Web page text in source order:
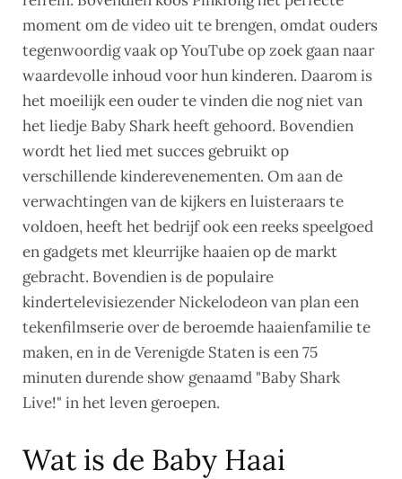
moment om de video uit te brengen, omdat ouders
tegenwoordig vaak op YouTube op zoek gaan naar
waardevolle inhoud voor hun kinderen. Daarom is
het moeilijk een ouder te vinden die nog niet van
het liedje Baby Shark heeft gehoord. Bovendien
wordt het lied met succes gebruikt op
verschillende kinderevenementen. Om aan de
verwachtingen van de kijkers en luisteraars te
voldoen, heeft het bedrijf ook een reeks speelgoed
en gadgets met kleurrijke haaien op de markt
gebracht. Bovendien is de populaire
kindertelevisiezender Nickelodeon van plan een
tekenfilmserie over de beroemde haaienfamilie te
maken, en in de Verenigde Staten is een 75
minuten durende show genaamd "Baby Shark
Live!" in het leven geroepen.
Wat is de Baby Haai